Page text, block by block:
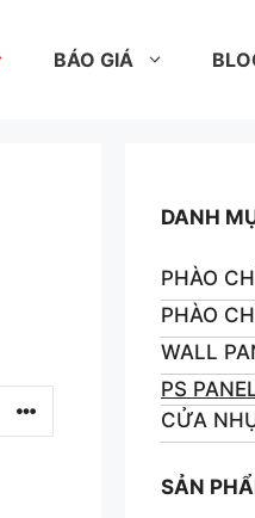
BÁO GIÁ
DANH
PHÀO
PHÀO
WALL
PS
CỬA
SẢN